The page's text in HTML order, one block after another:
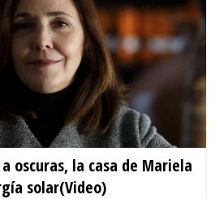
oscuras, la casa de Mariela
solar(Video)